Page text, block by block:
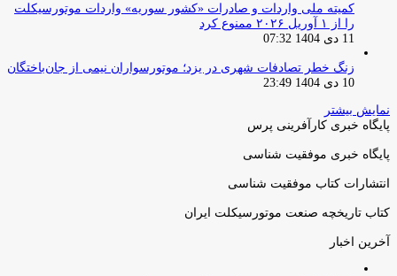
کمیته ملی واردات و صادرات «کشور سوریه» واردات موتورسیکلت
را از ۱ آوریل ۲۰۲۶ ممنوع کرد
11 دی 1404 07:32
زنگ خطر تصادفات شهری در یزد؛ موتورسواران نیمی از جان‌باختگان
10 دی 1404 23:49
نمایش بیشتر
پایگاه خبری کارآفرینی پرس
پایگاه خبری موفقیت شناسی
انتشارات کتاب موفقیت شناسی
کتاب تاریخچه صنعت موتورسیکلت ایران
آخرین اخبار